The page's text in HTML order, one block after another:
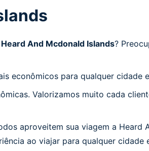
Heard And Mcdonald Islands?
econômicos para qualquer cidade
Valorizamos muito cada
aproveitem sua viagem a Heard
ao viajar para qualquer cidade